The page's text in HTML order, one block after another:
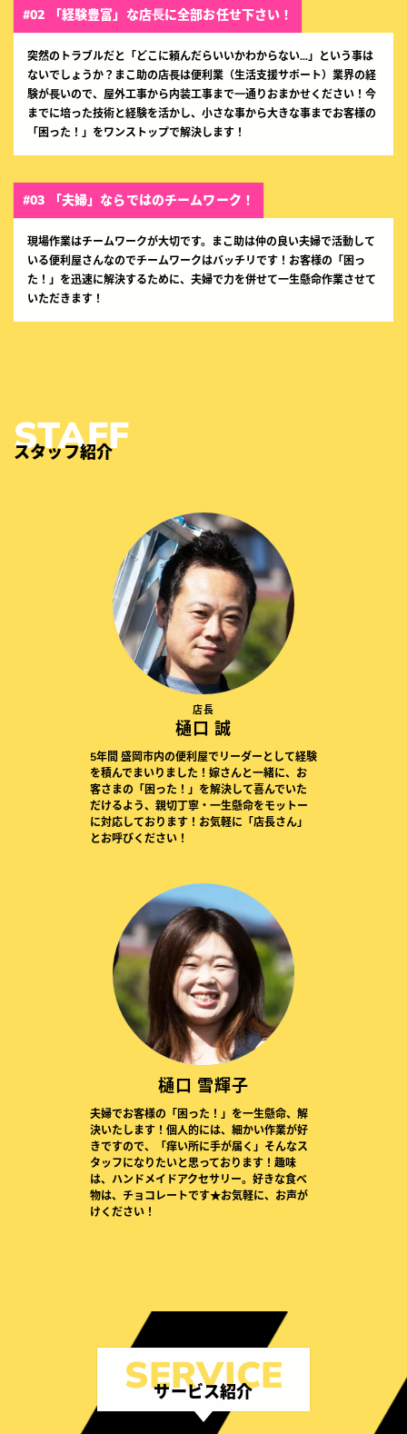
#02 「経験豊富」な店⻑に全部お任せ下さい！
突然のトラブルだと「どこに頼んだらいいかわからない…」という事は
ないでしょうか？まこ助の店⻑は便利業（生活支援サポート）業界の経
験が⻑いので、屋外工事から内装工事まで⼀通りおまかせください！今
までに培った技術と経験を活かし、小さな事から大きな事までお客様の
「困った！」をワンストップで解決します！
#03 「夫婦」ならではのチームワーク！
現場作業はチームワークが大切です。まこ助は仲の良い夫婦で活動して
いる便利屋さんなのでチームワークはバッチリです！お客様の「困っ
た！」を迅速に解決するために、夫婦で力を併せて一生懸命作業させて
いただきます！
スタッフ紹介
店長
樋口 誠
5年間 盛岡市内の便利屋でリーダーとして経験
を積んでまいりました！嫁さんと一緒に、お
客さまの「困った！」を解決して喜んでいた
だけるよう、親切丁寧・一生懸命をモットー
に対応しております！お気軽に「店長さん」
とお呼びください！
樋口 雪輝子
夫婦でお客様の「困った！」を一生懸命、解
決いたします！個人的には、細かい作業が好
きですので、「痒い所に手が届く」そんなス
タッフになりたいと思っております！趣味
は、ハンドメイドアクセサリー。好きな食べ
物は、チョコレートです★お気軽に、お声が
けください！
サービス紹介